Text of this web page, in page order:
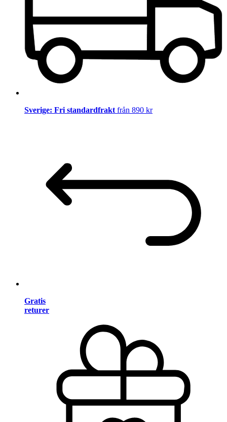
Sverige: Fri standardfrakt från 890 kr
Gratis
returer